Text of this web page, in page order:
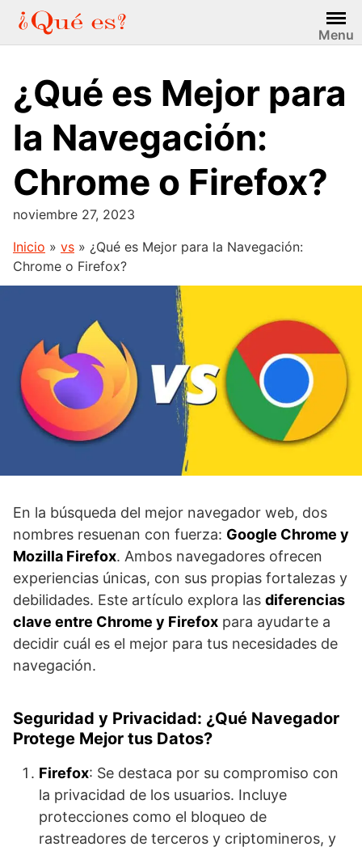
Saltar
contenido
Menu
¿Qué es Mejor para
la Navegación:
Chrome o Firefox?
noviembre 27, 2023
Inicio » vs » ¿Qué es Mejor para la Navegación:
Chrome o Firefox?
En la búsqueda del mejor navegador web, dos
nombres resuenan con fuerza: Google Chrome y
Mozilla Firefox. Ambos navegadores ofrecen
experiencias únicas, con sus propias fortalezas y
debilidades. Este artículo explora las diferencias
clave entre Chrome y Firefox para ayudarte a
decidir cuál es el mejor para tus necesidades de
navegación.
Seguridad y Privacidad: ¿Qué Navegador
Protege Mejor tus Datos?
Firefox: Se destaca por su compromiso con
la privacidad de los usuarios. Incluye
protecciones como el bloqueo de
rastreadores de terceros y criptomineros, y